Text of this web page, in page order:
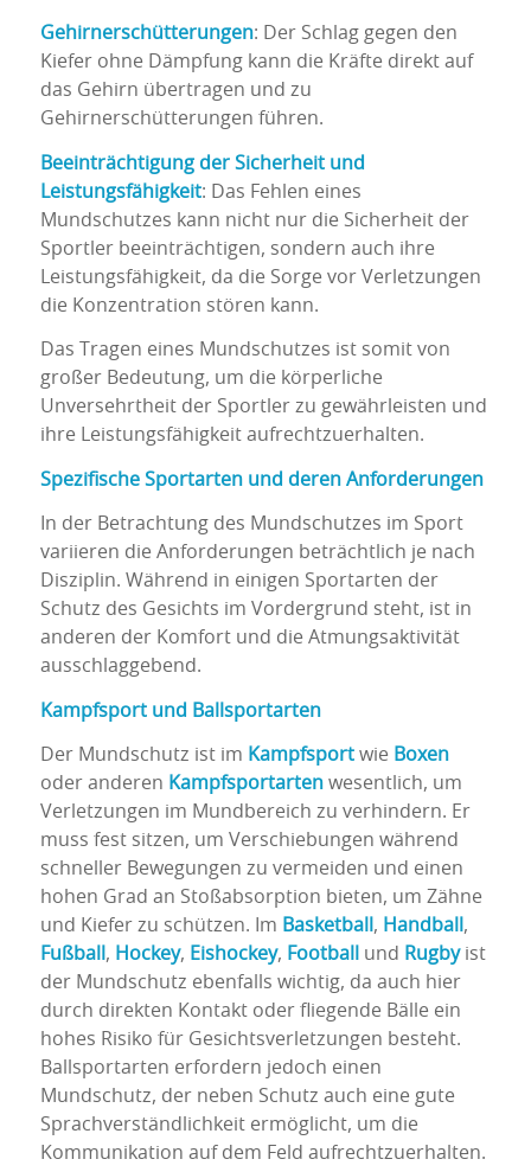
Gehirnerschütterungen: Der Schlag gegen den
Kiefer ohne Dämpfung kann die Kräfte direkt auf
das Gehirn übertragen und zu
Gehirnerschütterungen führen.
Beeinträchtigung der Sicherheit und
Leistungsfähigkeit: Das Fehlen eines
Mundschutzes kann nicht nur die Sicherheit der
Sportler beeinträchtigen, sondern auch ihre
Leistungsfähigkeit, da die Sorge vor Verletzungen
die Konzentration stören kann.
Das Tragen eines Mundschutzes ist somit von
großer Bedeutung, um die körperliche
Unversehrtheit der Sportler zu gewährleisten und
ihre Leistungsfähigkeit aufrechtzuerhalten.
Spezifische Sportarten und deren Anforderungen
In der Betrachtung des Mundschutzes im Sport
variieren die Anforderungen beträchtlich je nach
Disziplin. Während in einigen Sportarten der
Schutz des Gesichts im Vordergrund steht, ist in
anderen der Komfort und die Atmungsaktivität
ausschlaggebend.
Kampfsport und Ballsportarten
Der Mundschutz ist im Kampfsportwie Boxen
oder anderen Kampfsportartenwesentlich, um
Verletzungen im Mundbereich zu verhindern. Er
muss fest sitzen, um Verschiebungen während
schneller Bewegungen zu vermeiden und einen
hohen Grad an Stoßabsorption bieten, um Zähne
und Kiefer zu schützen. Im Basketball , Handball ,
Fußball , Hockey, Eishockey, Football und Rugbyist
der Mundschutz ebenfalls wichtig, da auch hier
durch direkten Kontakt oder fliegende Bälle ein
hohes Risiko für Gesichtsverletzungen besteht.
Ballsportarten erfordern jedoch einen
Mundschutz, der neben Schutz auch eine gute
Sprachverständlichkeit ermöglicht, um die
Kommunikation auf dem Feld aufrechtzuerhalten.